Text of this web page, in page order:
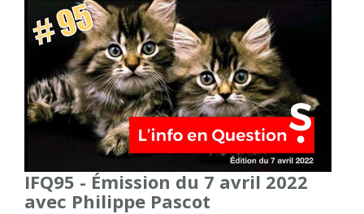
IFQ95 - Émission du 7 avril 2022
avec Philippe Pascot